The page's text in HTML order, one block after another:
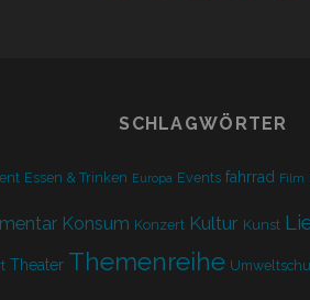
SCHLAGWÖRTER
Essen & Trinken Europa Events fahrrad Film
Konsum Konzert Kultur Kunst
Theater Themenreihe